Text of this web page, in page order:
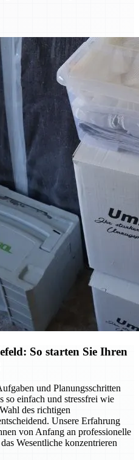
So starten Sie Ihren
und Planungsschritten
so einfach und stressfrei wie
des richtigen
Unsere Erfahrung
von Anfang an professionelle
Wesentliche konzentrieren